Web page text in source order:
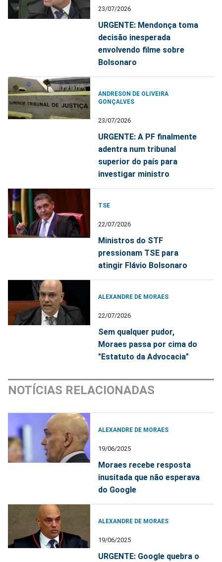
23/07/2026
URGENTE: Mendonça toma
decisão inesperada
envolvendo filme sobre
Bolsonaro
ANDRESON DE OLIVEIRA
GONÇALVES
23/07/2026
URGENTE: A PF finalmente
adentra num tribunal
superior do país para
investigar ministro
TSE
22/07/2026
Ministros do STF
pressionam TSE para
atingir Flávio Bolsonaro
ALEXANDRE DE MORAES
22/07/2026
Sem qualquer pudor,
Moraes passa por cima do
"Estatuto da Advocacia"
NOTÍCIAS RELACIONADAS
ALEXANDRE DE MORAES
19/06/2025
Moraes recebe resposta
inusitada que não esperava
do Google
ALEXANDRE DE MORAES
19/06/2025
URGENTE: Google quebra o